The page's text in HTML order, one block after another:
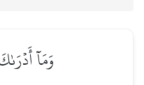
وَمَآ